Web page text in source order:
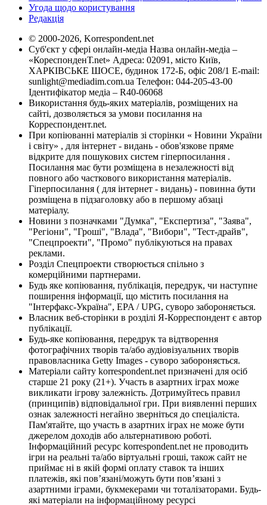
Угода щодо користування
Редакція
© 2000-2026, Korrespondent.net
Суб'єкт у сфері онлайн-медіа Назва онлайн-медіа –
«КореспонденТ.net» Адреса: 02091, місто Київ,
ХАРКІВСЬКЕ ШОСЕ, будинок 172-Б, офіс 208/1 E-mail:
sunlight@mediadim.com.ua Телефон: 044-205-43-00
Ідентифікатор медіа – R40-06068
Використання будь-яких матеріалів, розміщених на
сайті, дозволяється за умови посилання на
Корреспондент.net.
При копіюванні матеріалів зі сторінки « Новини України
і світу» , для інтернет - видань - обов'язкове пряме
відкрите для пошукових систем гіперпосилання .
Посилання має бути розміщена в незалежності від
повного або часткового використання матеріалів.
Гіперпосилання ( для інтернет - видань) - повинна бути
розміщена в підзаголовку або в першому абзаці
матеріалу.
Новини з позначками "Думка", "Експертиза", "Заява",
"Регіони", "Гроші", "Влада", "Вибори", "Тест-драйв",
"Спецпроекти", "Промо" публікуються на правах
реклами.
Розділ Спецпроекти створюється спільно з
комерційними партнерами.
Будь яке копіювання, публікація, передрук, чи наступне
поширення інформації, що містить посилання на
"Інтерфакс-Україна", EPA / UPG, суворо забороняється.
Власник веб-сторінки в розділі Я-Корреспондент є автор
публікації.
Будь-яке копіювання, передрук та відтворення
фотографічних творів та/або аудіовізуальних творів
правовласника Getty Images - суворо забороняється.
Матеріали сайту korrespondent.net призначені для осіб
старше 21 року (21+). Участь в азартних іграх може
викликати ігрову залежність. Дотримуйтесь правил
(принципів) відповідальної гри. При виявленні перших
ознак залежності негайно зверніться до спеціаліста.
Пам'ятайте, що участь в азартних іграх не може бути
джерелом доходів або альтернативою роботі.
Інформаційний ресурс korrespondent.net не проводить
ігри на реальні та/або віртуальні гроші, також сайт не
приймає ні в якій формі оплату ставок та інших
платежів, які пов’язані/можуть бути пов’язані з
азартними іграми, букмекерами чи тоталізаторами. Будь-
які матеріали на інформаційному ресурсі